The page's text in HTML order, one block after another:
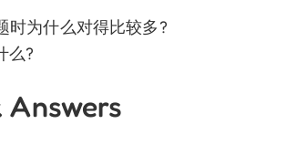
时为什么对得比较多?
么?